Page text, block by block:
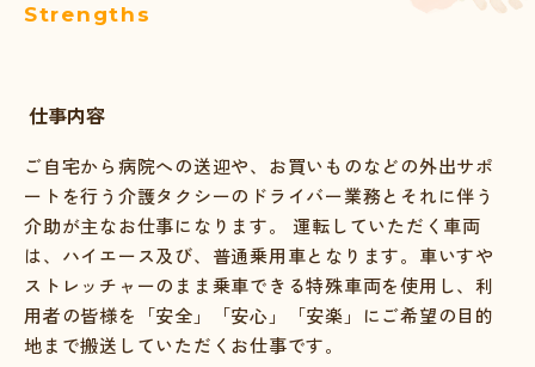
Strengths
仕事内容
ご自宅から病院への送迎や、お買いものなどの外出サポ
ートを行う介護タクシーのドライバー業務とそれに伴う
介助が主なお仕事になります。 運転していただく車両
は、ハイエース及び、普通乗用車となります。車いすや
ストレッチャーのまま乗車できる特殊車両を使用し、利
用者の皆様を「安全」「安心」「安楽」にご希望の目的
地まで搬送していただくお仕事です。